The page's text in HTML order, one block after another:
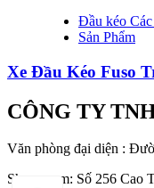
Đầu kéo
Sản Phẩm
Xe Đầu Kéo Fuso
CÔNG TY
Văn phòng đại diện :
Showroom: Số 256 Cao